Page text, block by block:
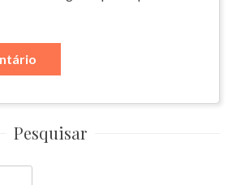
Pesquisar